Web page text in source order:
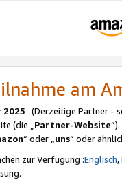
am
2025 (Derzeitige Partner -
(die „Partner-Website
“ oder „uns“ oder
zur Verfügung :Englisch,